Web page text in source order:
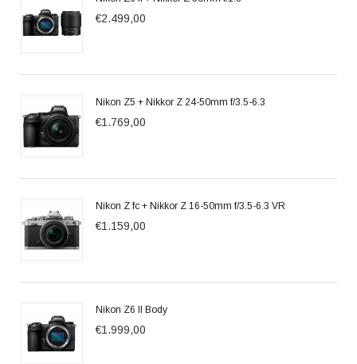
€2.499,00
Nikon Z5 + Nikkor Z 24-50mm f/3.5-6.3
€1.769,00
Nikon Z fc + Nikkor Z 16-50mm f/3.5-6.3 VR
€1.159,00
Nikon Z6 II Body
€1.999,00